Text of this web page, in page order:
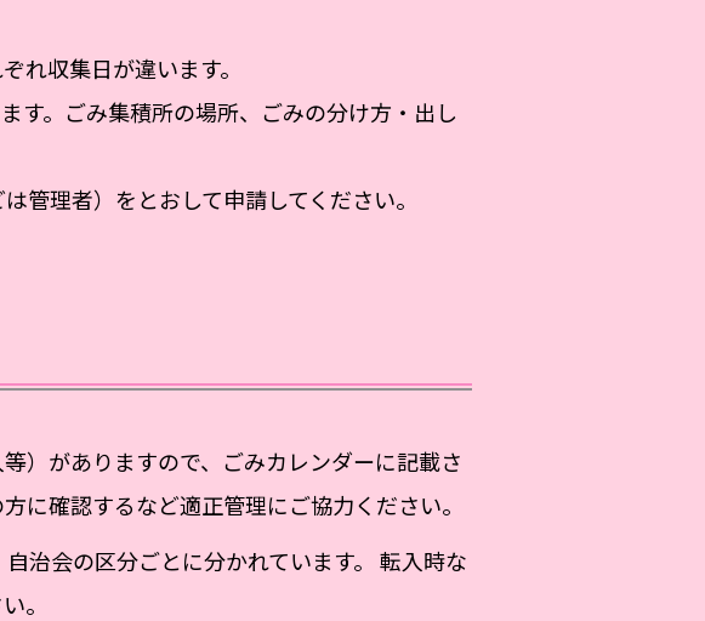
れ収集日が違います。
す。ごみ集積所の場所、ごみの分け方・出し
管理者）をとおして申請してください。
）がありますので、ごみカレンダーに記載さ
に確認するなど適正管理にご協力ください。
治会の区分ごとに分かれています。 転入時な
。